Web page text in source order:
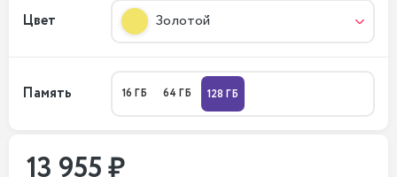
Цвет Золотой
Память 16 ГБ 64 ГБ 128 ГБ